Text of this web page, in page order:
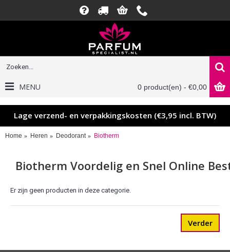
0 product(en) - €0,00
MENU
Lage verzend- en verpakkingskosten (€3,95 incl. BTW)
Home Heren Deodorant Biotherm
Biotherm Voordelig en Snel Online
Er zijn geen producten in deze categorie.
Verder